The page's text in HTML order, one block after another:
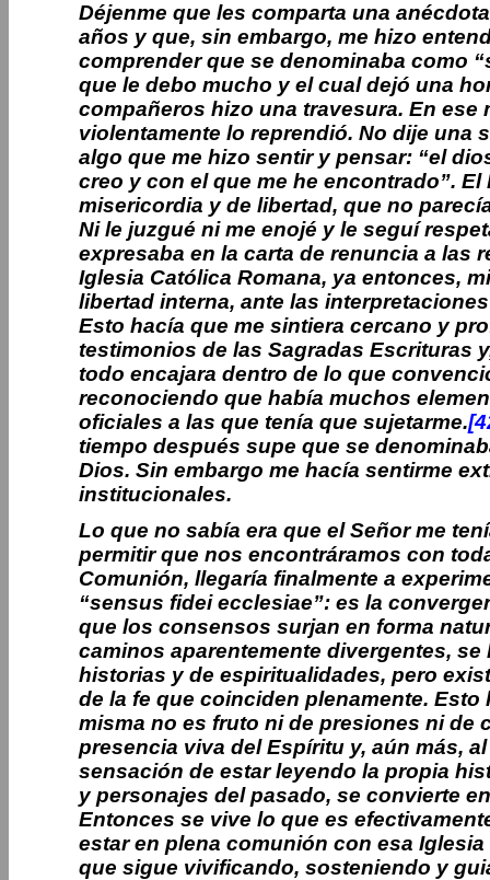
Déjenme que les comparta una
años y que, sin embargo, me hizo
comprender que se denominaba como
que le debo mucho y el cual dejó una
compañeros hizo una travesura. En
violentamente lo reprendió. No dije una
algo que me hizo sentir y pensar: “el
creo y con el que me he encontrado”.
misericordia y de libertad, que no
Ni le juzgué ni me enojé y le seguí
expresaba en la carta de renuncia a las
Iglesia Católica Romana, ya entonces,
libertad interna, ante las
Esto hacía que me sintiera cercano y
testimonios de las Sagradas Escrituras
todo encajara dentro de lo que
reconociendo que había muchos
oficiales a las que tenía que sujetarme.
tiempo después supe que se
Dios. Sin embargo me hacía sentirme
institucionales.
Lo que no sabía era que el Señor me
permitir que nos encontráramos con
Comunión, llegaría finalmente a
“sensus fidei ecclesiae”: es la
que los consensos surjan en forma
caminos aparentemente divergentes,
historias y de espiritualidades, pero
de la fe que coinciden plenamente.
misma no es fruto ni de presiones ni de
presencia viva del Espíritu y, aún más,
sensación de estar leyendo la propia
y personajes del pasado, se convierte
Entonces se vive lo que es
estar en plena comunión con esa
que sigue vivificando, sosteniendo y